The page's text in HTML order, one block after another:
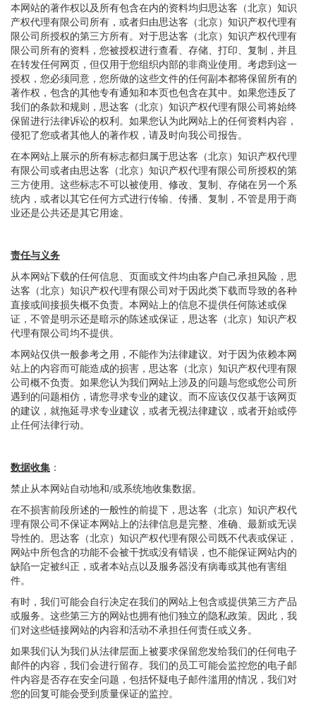
本网站的著作权以及所有包含在内的资料均归思达客（北京）知识
产权代理有限公司所有，或者归由思达客（北京）知识产权代理有
限公司所授权的第三方所有。对于思达客（北京）知识产权代理有
限公司所有的资料，您被授权进行查看、存储、打印、复制，并且
在转发任何网页，但仅用于您组织内部的非商业使用。考虑到这一
授权，您必须同意，您所做的这些文件的任何副本都将保留所有的
著作权，包含的其他专有通知和本页也包含在其中。如果您违反了
我们的条款和规则，思达客（北京）知识产权代理有限公司将始终
保留进行法律诉讼的权利。如果您认为此网站上的任何资料内容，
侵犯了您或者其他人的著作权，请及时向我公司报告。
在本网站上展示的所有标志都归属于思达客（北京）知识产权代理
有限公司或者由思达客（北京）知识产权代理有限公司所授权的第
三方使用。这些标志不可以被使用、修改、复制、存储在另一个系
统内，或者以其它任何方式进行传输、传播、复制，不管是用于商
业还是公共还是其它用途。
责任与义务
从本网站下载的任何信息、页面或文件均由客户自己承担风险，思
达客（北京）知识产权代理有限公司对于因此类下载而导致的各种
直接或间接损失概不负责。本网站上的信息不提供任何陈述或保
证，不管是明示还是暗示的陈述或保证，思达客（北京）知识产权
代理有限公司均不提供。
本网站仅供一般参考之用，不能作为法律建议。对于因为依赖本网
站上的内容而可能造成的损害，思达客（北京）知识产权代理有限
公司概不负责。如果您认为我们网站上涉及的问题与您或您公司所
遇到的问题相仿，请您寻求专业的建议。而不应该仅仅基于该网页
的建议，就拖延寻求专业建议，或者无视法律建议，或者开始或停
止任何法律行动。
数据收集 ：
禁止从本网站自动地和/或系统地收集数据。
在不损害前段所述的一般性的前提下，思达客（北京）知识产权代
理有限公司不保证本网站上的法律信息是完整、准确、最新或无误
导性的。思达客（北京）知识产权代理有限公司既不代表或保证，
网站中所包含的功能不会被干扰或没有错误，也不能保证网站内的
缺陷一定被纠正，或者本站点以及服务器没有病毒或其他有害组
件。
有时，我们可能会自行决定在我们的网站上包含或提供第三方产品
或服务。这些第三方的网站也拥有他们独立的隐私政策。因此，我
们对这些链接网站的内容和活动不承担任何责任或义务。
如果我们认为我们从法律层面上被要求保留您发给我们的任何电子
邮件的内容，我们会进行留存。我们的员工可能会监控您的电子邮
件内容是否存在安全问题，包括怀疑电子邮件滥用的情况，我们对
您的回复可能会受到质量保证的监控。